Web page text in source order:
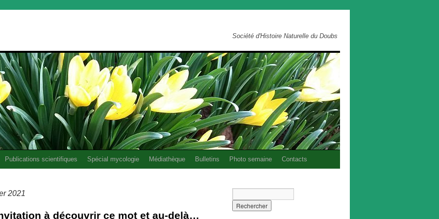
Société d'Histoire Naturelle du Doubs
Publications scientifiques Spécial mycologie Médiathèque Bulletins Photo semaine Contacts
2021
à découvrir ce mot et au-delà…